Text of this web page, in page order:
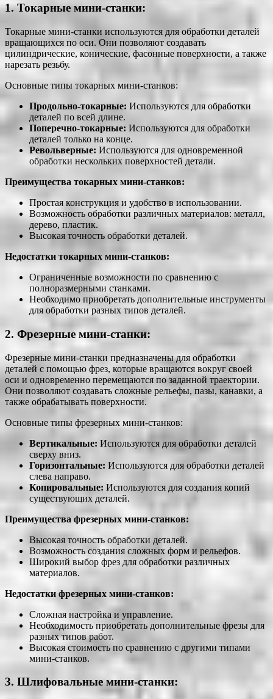
1. Токарные мини-станки:
Токарные мини-станки используются для обработки деталей
вращающихся по оси. Они позволяют создавать
цилиндрические, конические, фасонные поверхности, а также
нарезать резьбу.
Основные типы токарных мини-станков:
Продольно-токарные: Используются для обработки
деталей по всей длине.
Поперечно-токарные: Используются для обработки
деталей только на конце.
Револьверные: Используются для одновременной
обработки нескольких поверхностей детали.
Преимущества токарных мини-станков:
Простая конструкция и удобство в использовании.
Возможность обработки различных материалов: металл,
дерево, пластик.
Высокая точность обработки деталей.
Недостатки токарных мини-станков:
Ограниченные возможности по сравнению с
полноразмерными станками.
Необходимо приобретать дополнительные инструменты
для обработки разных типов деталей.
2. Фрезерные мини-станки:
Фрезерные мини-станки предназначены для обработки
деталей с помощью фрез, которые вращаются вокруг своей
оси и одновременно перемещаются по заданной траектории.
Они позволяют создавать сложные рельефы, пазы, канавки, а
также обрабатывать поверхности.
Основные типы фрезерных мини-станков:
Вертикальные: Используются для обработки деталей
сверху вниз.
Горизонтальные: Используются для обработки деталей
слева направо.
Копировальные: Используются для создания копий
существующих деталей.
Преимущества фрезерных мини-станков:
Высокая точность обработки деталей.
Возможность создания сложных форм и рельефов.
Широкий выбор фрез для обработки различных
материалов.
Недостатки фрезерных мини-станков:
Сложная настройка и управление.
Необходимость приобретать дополнительные фрезы для
разных типов работ.
Высокая стоимость по сравнению с другими типами
мини-станков.
3. Шлифовальные мини-станки: